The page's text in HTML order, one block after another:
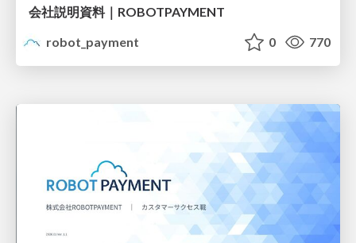
会社説明資料｜ROBOTPAYMENT
robot_payment
0 770